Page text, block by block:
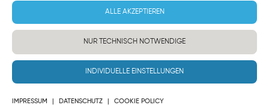
ALLE AKZEPTIEREN
NUR TECHNISCH NOTWENDIGE
IMPRESSUM DATENSCHUTZ COOKIE POLICY
INDIVIDUELLE EINSTELLUNGEN